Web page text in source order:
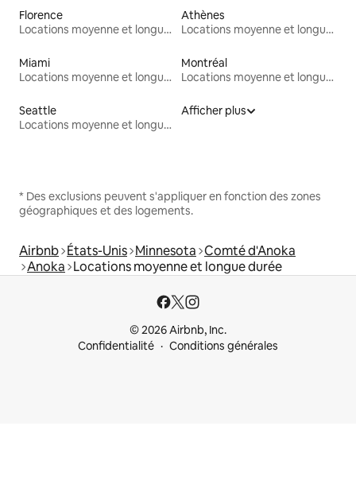
Florence
Locations moyenne et longue durée
Athènes
Locations moyenne et longue durée
Miami
Locations moyenne et longue durée
Montréal
Locations moyenne et longue durée
Seattle
Locations moyenne et longue durée
Afficher plus
* Des exclusions peuvent s'appliquer en fonction des zones
géographiques et des logements.
Airbnb États-Unis Minnesota Comté d'Anoka
Anoka Locations moyenne et longue durée
© 2026 Airbnb, Inc.
Confidentialité
Conditions générales